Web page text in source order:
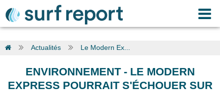
Actualités Le Modern Ex...
ENVIRONNEMENT- LE MODERN
EXPRESS POURRAIT S'ÉCHOUER SUR